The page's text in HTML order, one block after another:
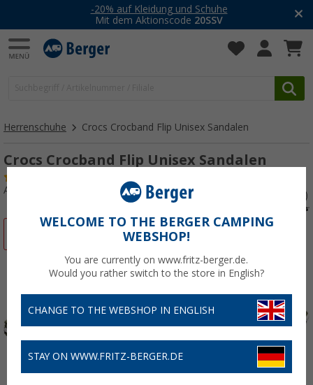
-20% auf Kleidung und Schuhe
Mit dem Aktionscode 20SSV
Herrenschuhe Crocs Crocband Flip Unisex Sandalen
Crocs Crocband Flip Unisex Sandalen
Art.-Nr.: 84161036-37
WELCOME TO THE BERGER CAMPING
WEBSHOP!
You are currently on www.fritz-berger.de.
Would you rather switch to the store in English?
CHANGE TO THE WEBSHOP IN ENGLISH
STAY ON WWW.FRITZ-BERGER.DE